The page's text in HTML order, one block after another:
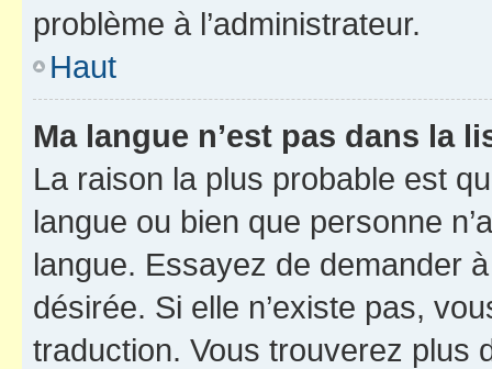
problème à l’administrateur.
Haut
Ma langue n’est pas dans la
La raison la plus probable est
langue ou bien que personne
langue. Essayez de demander
désirée. Si elle n’existe pas,
traduction. Vous trouverez plus